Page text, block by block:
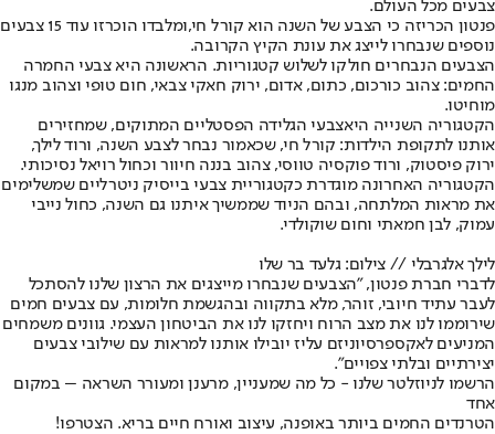
צבעים מכל העולם.
פנטון הכריזה כי הצבע של השנה הוא קורל חי,
ומלבדו הוכרזו עוד 15 צבעים
נוספים שנבחרו לייצג את עונת הקיץ הקרובה.
הצבעים הנבחרים חולקו לשלוש קטגוריות. הראשונה היא צבעי החמרה
החמים: צהוב כורכום, כתום, אדום, ירוק חאקי צבאי, חום טופי וצהוב מנגו
מוחיטו.
הקטגוריה השנייה היאצבעי הגלידה הפסטליים המתוקים, שמחזירים
אותנו לתקופת הילדות: קורל חי, שכאמור נבחר לצבע השנה, ורוד לילך,
ירוק פיסטוק, ורוד פוקסיה טווסי, צהוב בננה חיוור וכחול רויאל נסיכותי.
הקטגוריה האחרונה מוגדרת כקטגוריית צבעי בייסיק ניטרליים שמשלימים
את מראות המלתחה, ובהם הניוד שממשיך איתנו גם השנה, כחול נייבי
עמוק, לבן חמאתי וחום שוקולדי.
לילך אלגרבלי // צילום: גלעד בר שלו
לדברי חברת פנטון, "הצבעים שנבחרו מייצגים את הרצון שלנו להסתכל
לעבר עתיד חיובי, זוהר, מלא בתקווה ובהגשמת חלומות, עם צבעים חמים
שירוממו לנו את מצב הרוח ויחזקו לנו את הביטחון העצמי. גוונים משמחים
המניעים לאקספרסיוניזם עליז יובילו אותנו למראות עם שילובי צבעים
יצירתיים ובלתי צפויים".
הרשמו לניוזלטר שלנו - כל מה שמעניין, מרענן ומעורר השראה – במקום
אחד
הטרנדים החמים ביותר באופנה, עיצוב ואורח חיים בריא. הצטרפו!